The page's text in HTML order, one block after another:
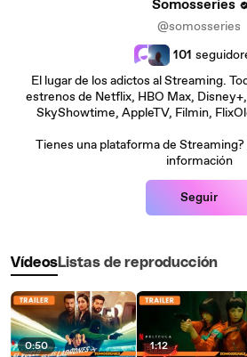
Somosseries
@somosseries
101
El lugar de los adictos al Streaming.
estrenos de Netflix, HBO Max,
SkyShowtime, AppleTV, Filmin,
Tienes una plataforma de
información
Seguir
VídeosListas de reproducción
0:50 1:12